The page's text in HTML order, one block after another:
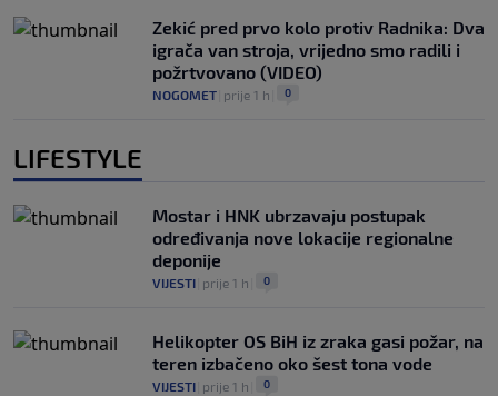
Zekić pred prvo kolo protiv Radnika: Dva
igrača van stroja, vrijedno smo radili i
požrtvovano (VIDEO)
NOGOMET prije 1 h 0
LIFESTYLE
Mostar i HNK ubrzavaju postupak
određivanja nove lokacije regionalne
deponije
VIJESTI prije 1 h 0
Helikopter OS BiH iz zraka gasi požar, na
teren izbačeno oko šest tona vode
VIJESTI prije 1 h 0